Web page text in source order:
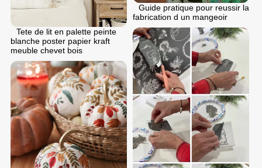
Guide pratique pour reussir la
fabrication d un mangeoir
Tete de lit en palette peinte
blanche poster papier kraft
meuble chevet bois